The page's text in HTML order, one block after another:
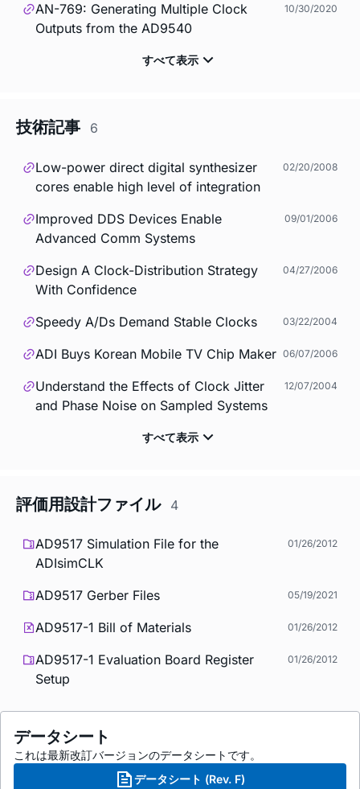
AN-769: Generating Multiple Clock
Outputs from the AD9540
10/30/2020
技術記事 6
Low-power direct digital synthesizer
cores enable high level of integration
02/20/2008
Improved DDS Devices Enable
Advanced Comm Systems
09/01/2006
Design A Clock-Distribution Strategy
With Confidence
04/27/2006
Speedy A/Ds Demand Stable Clocks 03/22/2004
ADI Buys Korean Mobile TV Chip Maker 06/07/2006
Understand the Effects of Clock Jitter
and Phase Noise on Sampled Systems
12/07/2004
評価用設計ファイル 4
AD9517 Simulation File for the
ADIsimCLK
01/26/2012
AD9517 Gerber Files 05/19/2021
AD9517-1 Bill of Materials 01/26/2012
AD9517-1 Evaluation Board Register
Setup
01/26/2012
データシート
これは最新改訂バージョンのデータシートです。
データシート (Rev. F)